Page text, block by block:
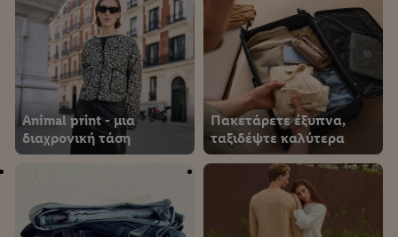
Animal print - μια
διαχρονική τάση
Πακετάρετε έξυπνα,
ταξιδέψτε καλύτερα